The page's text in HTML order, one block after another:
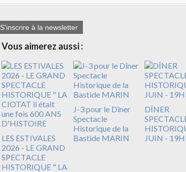
S'inscrire à la newsletter
Vous aimerez aussi :
LES ESTIVALES
2026 - LE GRAND
SPECTACLE
HISTORIQUE " LA
J-3 pour le Dîner
Spectacle
Historique de la
Bastide MARIN
DÎNER
JUIN -